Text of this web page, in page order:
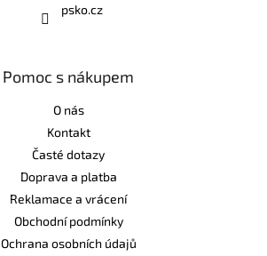
psko.cz
Pomoc s nákupem
O nás
Kontakt
Časté dotazy
Doprava a platba
Reklamace a vrácení
Obchodní podmínky
Ochrana osobních údajů